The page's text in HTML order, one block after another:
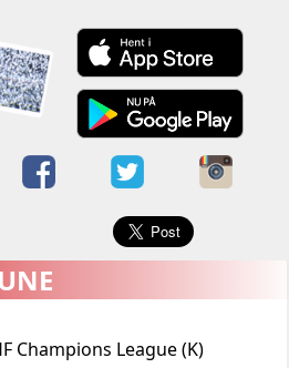
Menu
Kalendere
Blogs
Om
Sofabold
bruger
ind
×
Champions League (K)